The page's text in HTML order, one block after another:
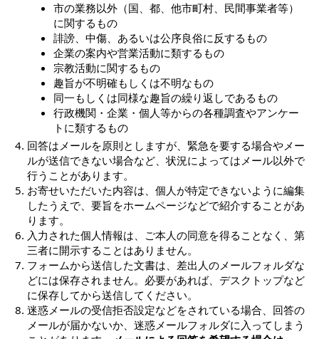
市の業務以外（国、都、他市町村、民間事業者等）
に関するもの
誹謗、中傷、あるいは公序良俗に反するもの
企業の案内や営業活動に類するもの
宗教活動に関するもの
趣旨が不明確もしくは不明なもの
同一もしくは同様な趣旨の繰り返しであるもの
行政機関・企業・個人等からの各種調査やアンケー
トに類するもの
回答はメールを原則としますが、緊急を要する場合やメー
ルが送信できない場合など、状況によってはメール以外で
行うことがあります。
お寄せいただいた内容は、個人が特定できないように編集
したうえで、要旨をホームページなどで紹介することがあ
ります。
入力された個人情報は、ご本人の同意を得ることなく、第
三者に開示することはありません。
フォームから送信した文書は、差出人のメールフォルダな
どには保存されません。必要があれば、デスクトップなど
に保存してから送信してください。
迷惑メールの受信拒否設定などをされている場合、回答の
メールが届かないか、迷惑メールフォルダに入ってしまう